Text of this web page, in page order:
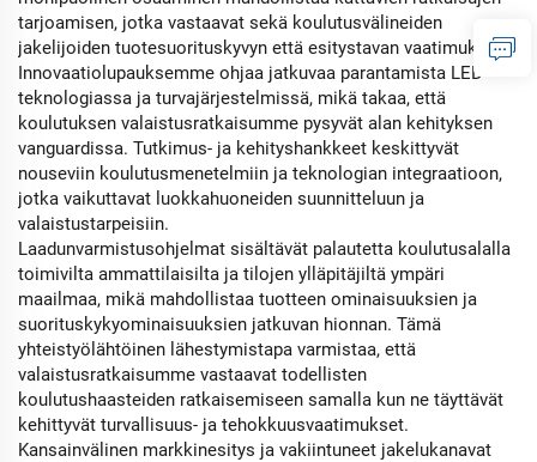
tarjoamisen, jotka vastaavat sekä koulutusvälineiden
jakelijoiden tuotesuorituskyvyn että esitystavan vaatimuksiin.
Innovaatiolupauksemme ohjaa jatkuvaa parantamista LED-
teknologiassa ja turvajärjestelmissä, mikä takaa, että
koulutuksen valaistusratkaisumme pysyvät alan kehityksen
vanguardissa. Tutkimus- ja kehityshankkeet keskittyvät
nouseviin koulutusmenetelmiin ja teknologian integraatioon,
jotka vaikuttavat luokkahuoneiden suunnitteluun ja
valaistustarpeisiin.
Laadunvarmistusohjelmat sisältävät palautetta koulutusalalla
toimivilta ammattilaisilta ja tilojen ylläpitäjiltä ympäri
maailmaa, mikä mahdollistaa tuotteen ominaisuuksien ja
suorituskykyominaisuuksien jatkuvan hionnan. Tämä
yhteistyölähtöinen lähestymistapa varmistaa, että
valaistusratkaisumme vastaavat todellisten
koulutushaasteiden ratkaisemiseen samalla kun ne täyttävät
kehittyvät turvallisuus- ja tehokkuusvaatimukset.
Kansainvälinen markkinesitys ja vakiintuneet jakelukanavat